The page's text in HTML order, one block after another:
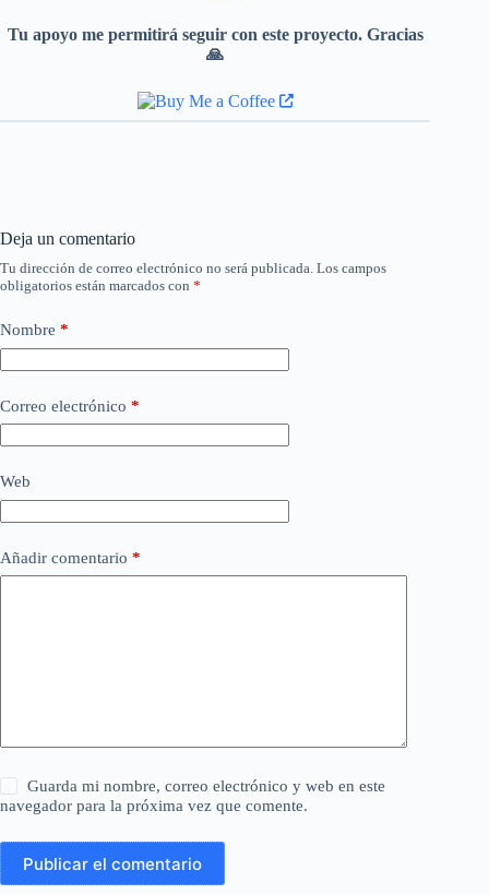
Tu apoyo me permitirá seguir con este proyecto. Gracias
🙏
Deja un comentario
Tu dirección de correo electrónico no será publicada. Los campos
obligatorios están marcados con *
Nombre *
Correo electrónico *
Web
Añadir comentario *
Guarda mi nombre, correo electrónico y web en este
navegador para la próxima vez que comente.
Publicar el comentario